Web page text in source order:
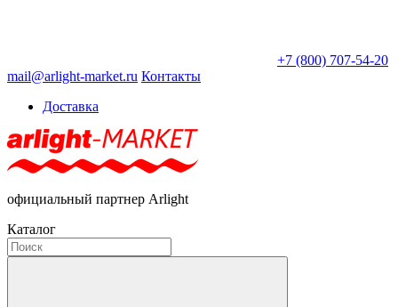
+7 (800) 707-54-20
mail@arlight-market.ru Контакты
Доставка
официальный партнер Arlight
Каталог